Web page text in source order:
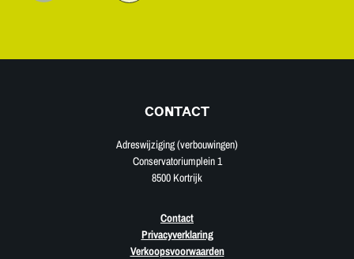
CONTACT
Adreswijziging (verbouwingen)
Conservatoriumplein 1
8500 Kortrijk
Contact
Privacyverklaring
Verkoopsvoorwaarden